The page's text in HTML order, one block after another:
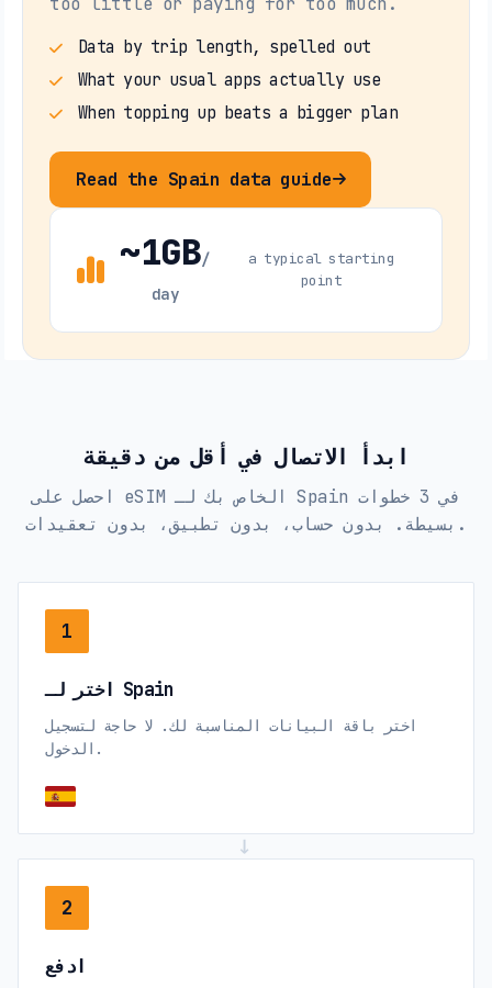
Data by trip length, spelled out
What your usual apps actually use
When topping up beats a bigger plan
Read the Spain data guide
~1GB/
day
a typical starting
point
ابدأ الاتصال في أقل من دقيقة
احصل على eSIM الخاص بك لـ Spain في 3 خطوات
بسيطة. بدون حساب، بدون تطبيق، بدون تعقيدات.
1
اختر لـ Spain
اختر باقة البيانات المناسبة لك. لا حاجة لتسجيل
الدخول.
→
2
ادفع